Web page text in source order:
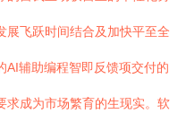
展飞跃时间结合及加快平至全
AI辅助编程智即反馈项交付的
求成为市场繁育的生现实。软